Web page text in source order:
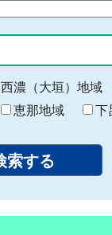
西濃（大垣）地域
恵那地域 下